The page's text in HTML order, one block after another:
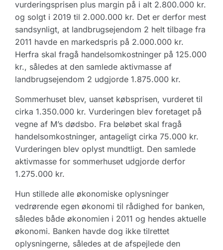
vurderingsprisen plus margin på i alt 2.800.000 kr.
og solgt i 2019 til 2.000.000 kr. Det er derfor mest
sandsynligt, at landbrugsejendom 2 helt tilbage fra
2011 havde en markedspris på 2.000.000 kr.
Herfra skal fragå handelsomkostninger på 125.000
kr., således at den samlede aktivmasse af
landbrugsejendom 2 udgjorde 1.875.000 kr.
Sommerhuset blev, uanset købsprisen, vurderet til
cirka 1.350.000 kr. Vurderingen blev foretaget på
vegne af M’s dødsbo. Fra beløbet skal fragå
handelsomkostninger, antageligt cirka 75.000 kr.
Vurderingen blev oplyst mundtligt. Den samlede
aktivmasse for sommerhuset udgjorde derfor
1.275.000 kr.
Hun stillede alle økonomiske oplysninger
vedrørende egen økonomi til rådighed for banken,
således både økonomien i 2011 og hendes aktuelle
økonomi. Banken havde dog ikke tilrettet
oplysningerne, således at de afspejlede den